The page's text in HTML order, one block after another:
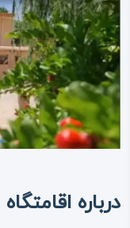
درباره